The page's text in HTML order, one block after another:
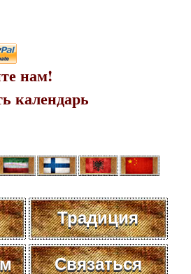
нам!
календарь
Традиция
Связаться